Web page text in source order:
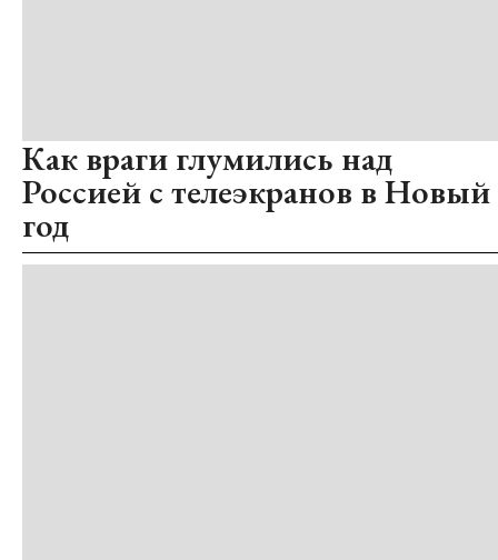
Как враги глумились над
Россией с телеэкранов в Новый
год